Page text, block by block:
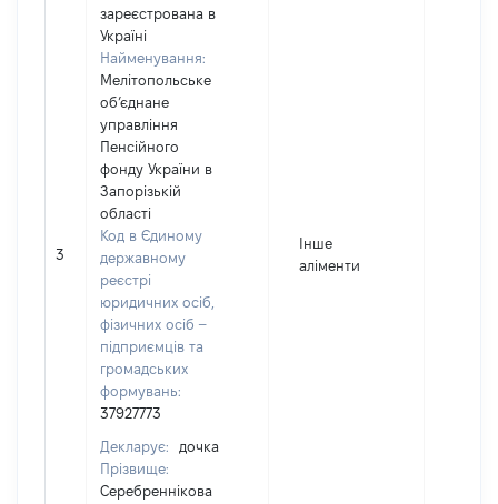
3
зареєстрована в
Україні
Найменування:
Мелітопольське
об’єднане
управління
Пенсійного
фонду України в
Запорізькій
області
Код в Єдиному
державному
реєстрі
юридичних осіб,
фізичних осіб –
підприємців та
громадських
формувань:
37927773
Декларує:
дочка
Прізвище:
Серебреннікова
Інше
аліменти